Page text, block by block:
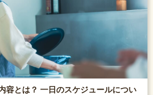
容とは？ 一日のスケジュールについ